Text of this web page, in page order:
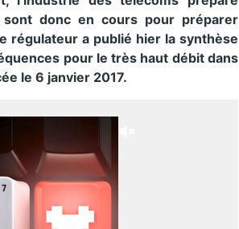
donc en cours pour préparer
régulateur a publié hier la synthèse
pour le très haut débit dans
le 6 janvier 2017.